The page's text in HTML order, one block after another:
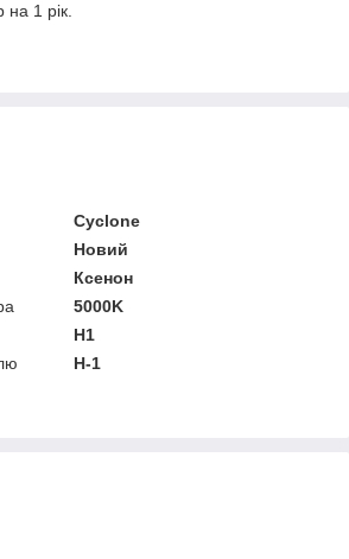
на 1 рік.
Cyclone
Новий
Ксенон
5000K
H1
H-1